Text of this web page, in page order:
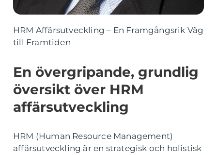
HRM Affärsutveckling – En Framgångsrik Väg
till Framtiden
En övergripande, grundlig
översikt över HRM
affärsutveckling
HRM (Human Resource Management)
affärsutveckling är en strategisk och holistisk